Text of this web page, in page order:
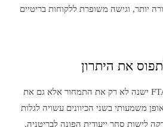
יותר, וגישה משופרת ללקוחות בריטיים
את היתרון
עבור חלק מהעסקים, ה-FTA ישנה לא רק את התמחור אלא גם את
משמעותי בשני הכיוונים עשויה לגלות
סחר ייעודית הפונה לבריטניה,